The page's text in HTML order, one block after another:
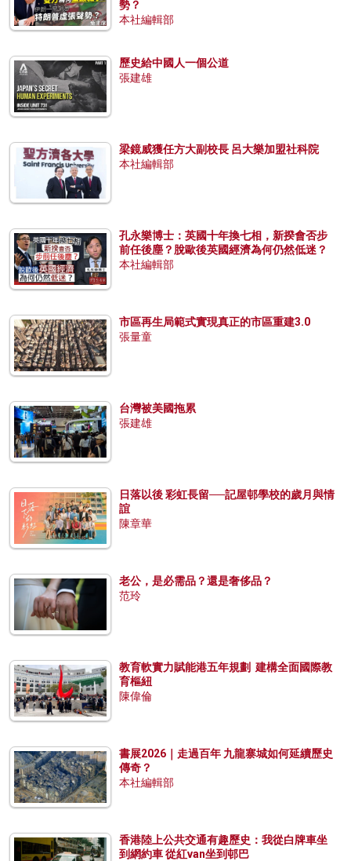
勢？
本社編輯部
歷史給中國人一個公道
張建雄
梁鏡威獲任方大副校長 呂大樂加盟社科院
本社編輯部
孔永樂博士：英國十年換七相，新揆會否步
前任後塵？脫歐後英國經濟為何仍然低迷？
本社編輯部
市區再生局範式實現真正的市區重建3.0
張量童
台灣被美國拖累
張建雄
日落以後 彩虹長留──記屋邨學校的歲月與情
誼
陳章華
老公，是必需品？還是奢侈品？
范玲
教育軟實力賦能港五年規劃 建構全面國際教
育樞紐
陳偉倫
書展2026｜走過百年 九龍寨城如何延續歷史
傳奇？
本社編輯部
香港陸上公共交通有趣歷史：我從白牌車坐
到網約車 從紅van坐到邨巴